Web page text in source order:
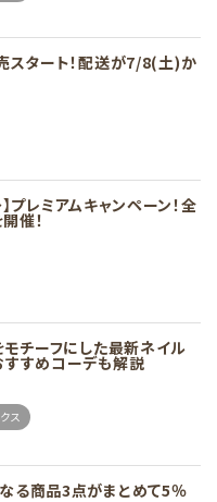
スタート！配送が7/8(土)か
プレミアムキャンペーン！全
催！
モチーフにした最新ネイル
すすめコーデも解説
ス
る商品3点がまとめて5％